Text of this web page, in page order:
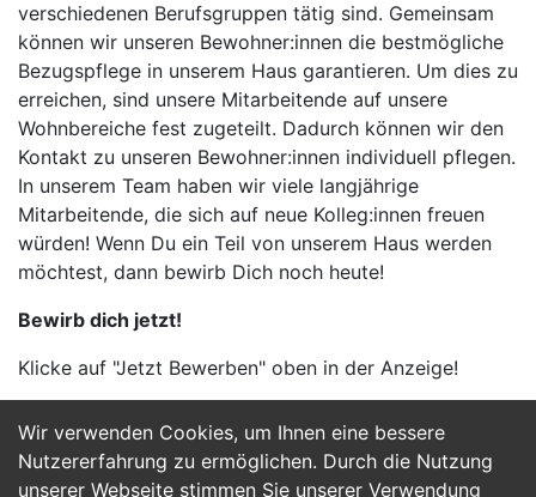
Wir verwenden Cookies, um Ihnen eine bessere
Nutzererfahrung zu ermöglichen. Durch die Nutzung
unserer Webseite stimmen Sie unserer Verwendung
verschiedenen Berufsgruppen tätig sind. Gemeinsam
können wir unseren Bewohner:innen die bestmögliche
Bezugspflege in unserem Haus garantieren. Um dies zu
erreichen, sind unsere Mitarbeitende auf unsere
Wohnbereiche fest zugeteilt. Dadurch können wir den
Kontakt zu unseren Bewohner:innen individuell pflegen.
In unserem Team haben wir viele langjährige
Mitarbeitende, die sich auf neue Kolleg:innen freuen
würden! Wenn Du ein Teil von unserem Haus werden
möchtest, dann bewirb Dich noch heute!
Bewirb dich jetzt!
Klicke auf "Jetzt Bewerben" oben in der Anzeige!
Jetzt Bewerben